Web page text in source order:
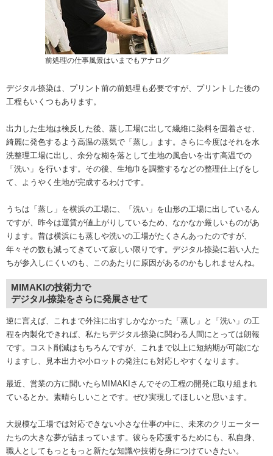
前処理の仕事風景はいまでもアナログ
デジタル捺染は、プリント前の前処理も必要ですが、プリントした後の
工程もいくつもあります。
出力した生地は検反した後、蒸し工場に出して繊維に染料を固着させ、
綺麗に発色するよう高温の蒸気で「蒸し」ます。さらに今度はそれを水
洗整理工場に出し、余分な糊を落として生地の風合いを出す高温での
「洗い」を行います。その後、生地巾を調整するなどの整理仕上げをし
て、ようやく生地が完成するわけです。
うちは「蒸し」を横浜の工場に、「洗い」を山形の工場に出しているん
ですが、昨今は運賃が値上がりしているため、なかなか厳しいものがあ
ります。昔は横浜にも蒸しや洗いの工場がたくさんあったのですが、
年々その数も減ってきていて寂しい限りです。デジタル捺染に若い人た
ちが参入しにくいのも、このあたりに原因があるのかもしれませんね。
MIMAKIの技術力で
デジタル捺染をさらに発展させて
逆に言えば、これまで外注に出すしかなかった「蒸し」と「洗い」の工
程を内製化できれば、私たちデジタル捺染に関わる人間にとっては朗報
です。コスト削減はもちろんですが、これまで以上に短納期が可能にな
りますし、見本出力や小ロットの発注にも対応しやすくなります。
最近、営業の方に聞いたらMIMAKIさんでその工程の開発に取り組まれ
ているとか。素晴らしいことです。ぜひ実現してほしいと思います。
大規模な工場では対応できない小さな仕事の中に、未来のクリエーター
たちの大きな夢が詰まっています。彼らを応援するためにも、私自身、
職人としてもっともっと新たな知識や技術を身につけていきたい。